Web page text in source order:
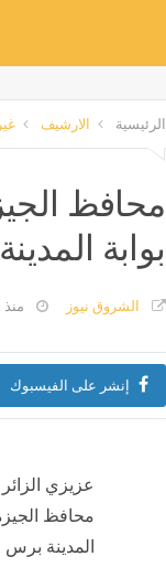
الرئيسية الارشيف
بوابة
الشروق نيوز منذ
إنشر على الفيسبوك
عزيزي
المدينة برس